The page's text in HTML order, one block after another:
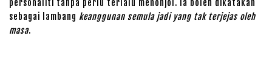
personaliti tanpa perlu terlalu menonjol. Ia boleh dikatakan
sebagai lambang keanggunan semula jadi yang tak terjejas oleh
masa.